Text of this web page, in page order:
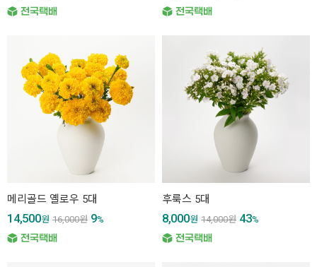
메리골드 옐로우 5대
14,500원 16,000원 9%
후룩스 5대
8,000원 14,000원 43%